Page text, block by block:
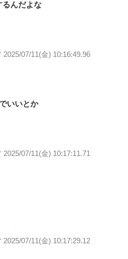
るんだよな
2025/07/11(金) 10:16:49.96
いいとか
2025/07/11(金) 10:17:11.71
2025/07/11(金) 10:17:29.12